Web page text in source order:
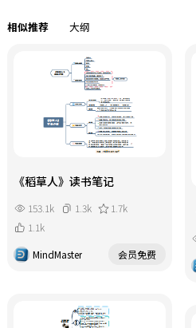
相似推荐 大纲
《稻草人》读书笔记
153.1k 1.3k
1.7k
1.1k
MindMaster
会员免费